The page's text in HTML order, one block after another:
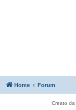
Home Forum
Creato da